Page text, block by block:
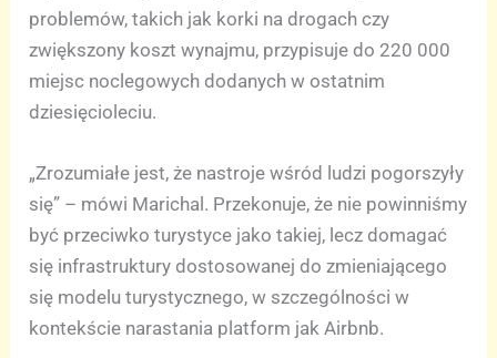
problemów, takich jak korki na drogach czy
zwiększony koszt wynajmu, przypisuje do 220 000
miejsc noclegowych dodanych w ostatnim
dziesięcioleciu.
„Zrozumiałe jest, że nastroje wśród ludzi pogorszyły
się” – mówi Marichal. Przekonuje, że nie powinniśmy
być przeciwko turystyce jako takiej, lecz domagać
się infrastruktury dostosowanej do zmieniającego
się modelu turystycznego, w szczególności w
kontekście narastania platform jak Airbnb.